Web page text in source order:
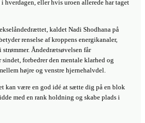
hverdagen, eller hvis uroen allerede har taget
kaldet Nadi Shodhana på
renselse af kroppens energikanaler,
Åndedrætsøvelsen får
forbedrer den mentale klarhed og
højre og venstre hjernehalvdel.
kan være en god idé at sætte dig på en blok
med en rank holdning og skabe plads i